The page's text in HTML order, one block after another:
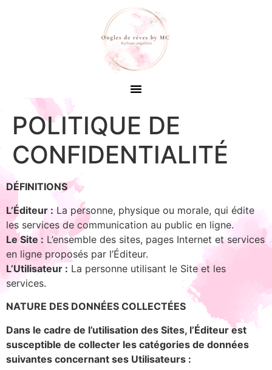
POLITIQUE DE
CONFIDENTIALITÉ
DÉFINITIONS
L’Éditeur :La personne, physique ou morale, qui édite
les services de communication au public en ligne.
Le Site : L’ensemble des sites, pages Internet et services
en ligne proposés par l’Éditeur.
L’Utilisateur : La personne utilisant le Site et les
services.
NATURE DES DONNÉES COLLECTÉES
Dans le cadre de l’utilisation des Sites, l’Éditeur est
susceptible de collecter les catégories de données
suivantes concernant ses Utilisateurs :